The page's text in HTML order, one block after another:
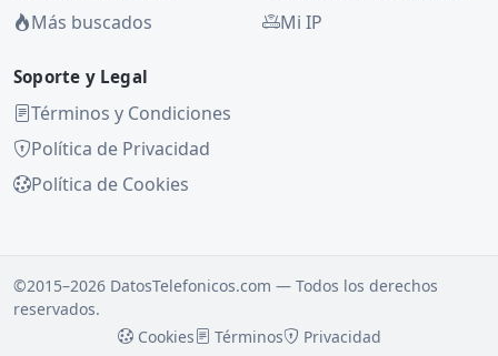
Más buscados
Mi IP
Soporte y Legal
Términos y Condiciones
Política de Privacidad
Política de Cookies
©2015–2026 DatosTelefonicos.com — Todos los derechos
reservados.
Cookies
Términos Privacidad